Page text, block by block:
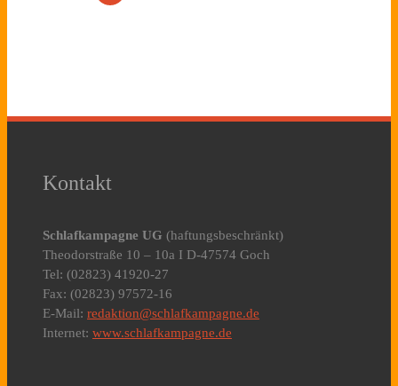
Kontakt
Schlafkampagne UG (haftungsbeschränkt)
Theodorstraße 10 – 10a I D-47574 Goch
Tel: (02823) 41920-27
Fax: (02823) 97572-16
E-Mail: redaktion@schlafkampagne.de
Internet: www.schlafkampagne.de